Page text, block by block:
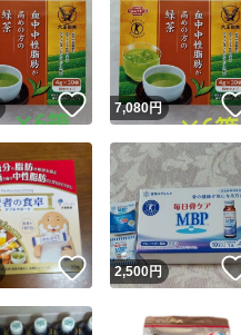
安心取引出品者
安心取引出品者
取引実績
取引実績◯+
他フリマ実績◯+
スピード&安心発送
商品画像の無
コピーは1商
いいね！
7,080円
いいね！
2,500円